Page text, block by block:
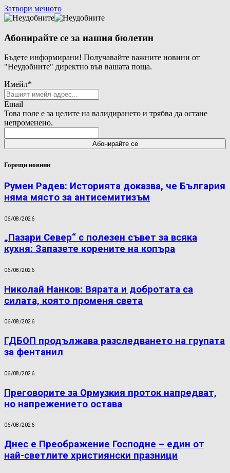
Затвори менюто
Абонирайте се за нашия бюлетин
Бъдете информирани! Получавайте важните новини от
"Неудобните" директно във вашата поща.
Имейл*
Email
Това поле е за целите на валидирането и трябва да остане
непроменено.
Горещи новини
Румен Радев: Историята доказва, че България
няма място за антисемитизъм
06/08/2026
„Пазари Север“ с полезен съвет за всяка
кухня: Запазете корените на копъра
06/08/2026
Николай Нанков: Вярата и добротата са
силата, която променя света
06/08/2026
ГДБОП продължава разследването на групата
за фентанил
06/08/2026
Преговорите за Ормузкия проток напредват,
но напрежението остава
06/08/2026
Днес е Преображение Господне – един от
най-светлите християнски празници